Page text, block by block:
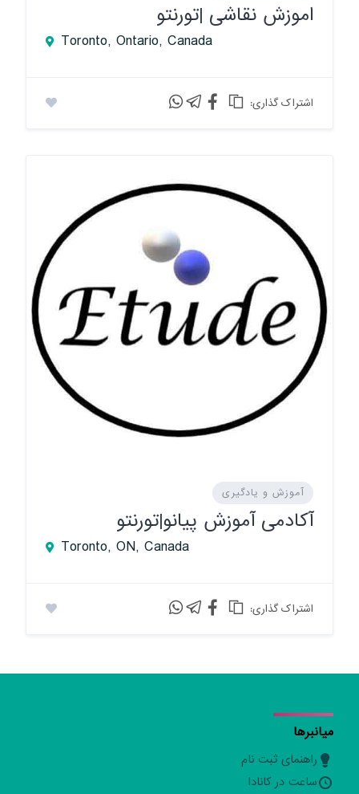
اموزش نقاشی |تورنتو
Toronto, Ontario, Canada
:اشتراک گذاری
آموزش و یادگیری
آکادمی آموزش پیانو|تورنتو
Toronto, ON, Canada
:اشتراک گذاری
میانبرها
راهنمای ثبت نام
ساعت در کانادا